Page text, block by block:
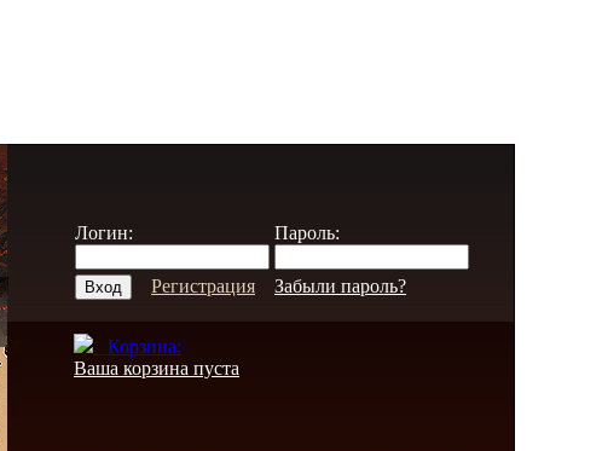
Логин: Пароль:
Регистрация Забыли пароль?
Корзина:
Ваша корзина пуста